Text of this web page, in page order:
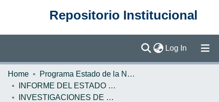
Repositorio Institucional
Log In (current)
Communities & Collections
Home
Programa Estado de la Nación (PEN)
INFORME DEL ESTADO DE LA REGION
INVESTIGACIONES DE BASE ERCA